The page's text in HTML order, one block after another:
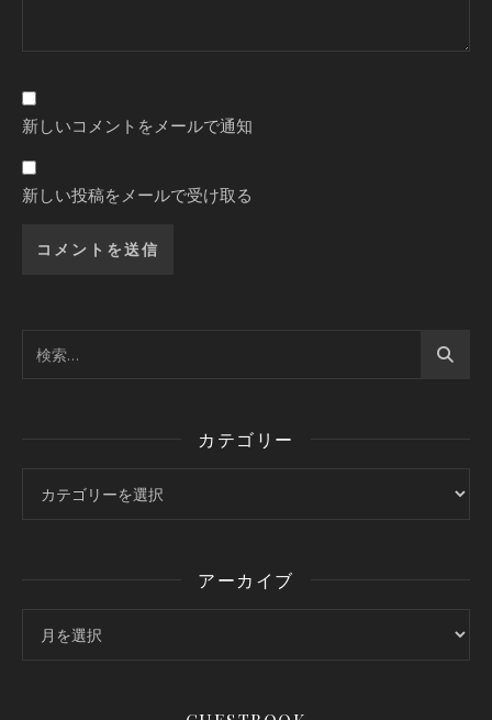
新しいコメントをメールで通知
新しい投稿をメールで受け取る
カテゴリー
アーカイブ